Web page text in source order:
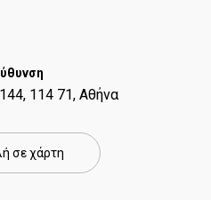
114 71, Αθήνα
σε χάρτη